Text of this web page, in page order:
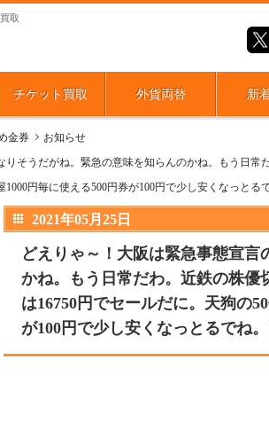
取
チケット買取 外貨両替 新
金券
お知らせ
そうだがね。緊急の意味を知らんのかね。もう日
円毎に使える500円券が100円で少し安くなっとる
2021年05月25日
どえりゃ～！大阪は緊急事態宣
かね。もう日常だわ。近鉄の株優
は16750円でセールだに。天狗の
が100円で少し安くなっとるでね